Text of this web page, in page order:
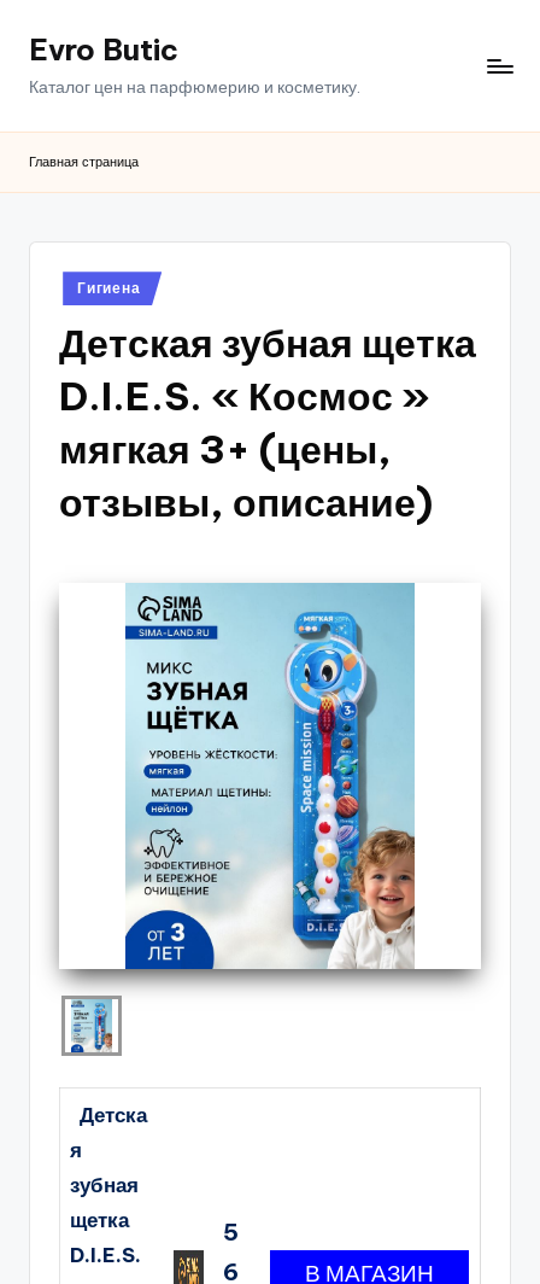
ПерейтиEvro Butic
Каталог цен на парфюмерию и косметику.
Главная страница
Опубликовано
в
Гигиена
Детская зубная щетка
D.I.E.S. « Космос »
мягкая 3+ (цены,
отзывы, описание)
Детска
я
зубная
щетка
D.I.E.S.
5
6